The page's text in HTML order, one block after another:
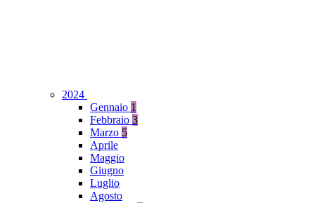
2024
Gennaio 1
Febbraio 3
Marzo 5
Aprile
Maggio
Giugno
Luglio
Agosto